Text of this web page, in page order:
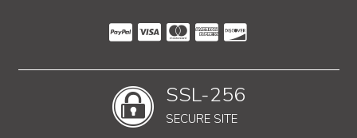
SSL-256
SECURE SITE